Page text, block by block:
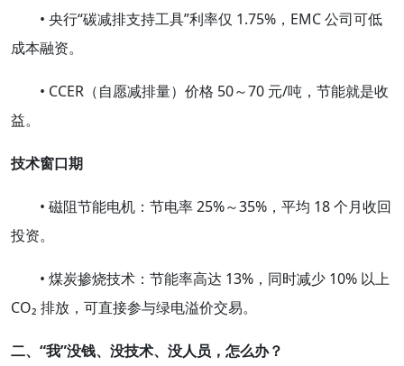
• 央行“碳减排支持工具”利率仅 1.75%，EMC 公司可低
成本融资。
• CCER（自愿减排量）价格 50～70 元/吨，节能就是收
益。
技术窗口期
• 磁阻节能电机：节电率 25%～35%，平均 18 个月收回
投资。
• 煤炭掺烧技术：节能率高达 13%，同时减少 10% 以上
CO₂ 排放，可直接参与绿电溢价交易。
二、“我”没钱、没技术、没人员，怎么办？